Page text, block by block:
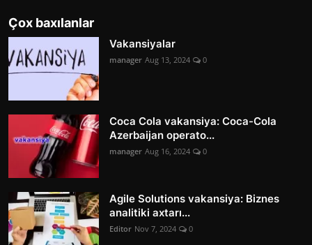
Çox baxılanlar
Vakansiyalar
manager Aug 13, 2024 0
Coca Cola vakansiya: Coca-Cola
Azerbaijan operato...
manager Aug 16, 2024 0
Agile Solutions vakansiya: Biznes
analitiki axtarı...
Editor Nov 7, 2024 0